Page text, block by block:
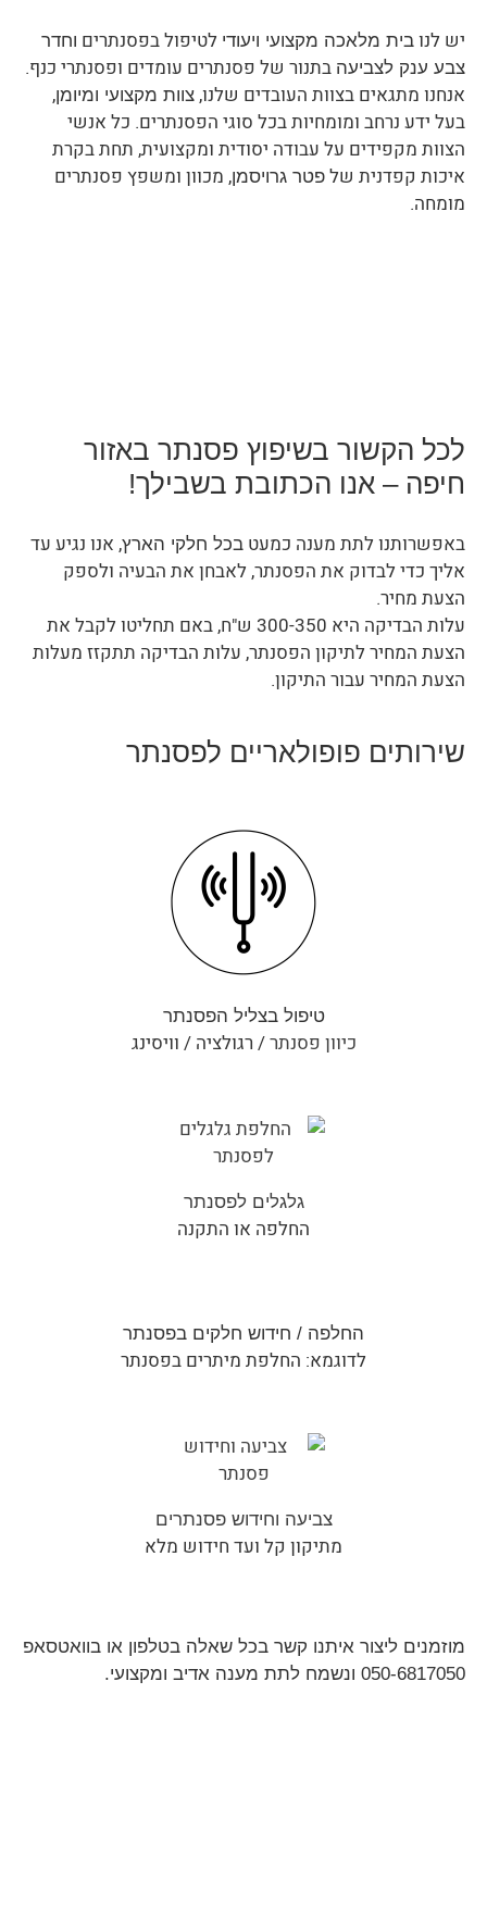
יש לנו בית מלאכה מקצועי ויעודי לטיפול בפסנתרים וחדר
צבע ענק לצביעה בתנור של פסנתרים עומדים ופסנתרי כנף.
אנחנו מתגאים בצוות העובדים שלנו, צוות מקצועי ומיומן,
בעל ידע נרחב ומומחיות בכל סוגי הפסנתרים. כל אנשי
הצוות מקפידים על עבודה יסודית ומקצועית, תחת בקרת
איכות קפדנית של פטר גרויסמן, מכוון ומשפץ פסנתרים
מומחה.
לכל הקשור בשיפוץ פסנתר באזור
חיפה – אנו הכתובת בשבילך!
באפשרותנו לתת מענה כמעט בכל חלקי הארץ, אנו נגיע עד
אליך כדי לבדוק את הפסנתר, לאבחן את הבעיה ולספק
הצעת מחיר.
עלות הבדיקה היא 300-350 ש"ח, באם תחליטו לקבל את
הצעת המחיר לתיקון הפסנתר, עלות הבדיקה תתקזז מעלות
הצעת המחיר עבור התיקון.
שירותים פופולאריים לפסנתר
טיפול בצליל הפסנתר
כיוון פסנתר/ רגולציה / וויסינג
גלגלים לפסנתר
החלפה או התקנה
החלפה / חידוש חלקים בפסנתר
לדוגמא: החלפת מיתרים בפסנתר
צביעה וחידוש פסנתרים
מתיקון קל ועד חידוש מלא
מוזמנים ליצור איתנו קשר בכל שאלה בטלפון או בוואטסאפ
050-6817050 ונשמח לתת מענה אדיב ומקצועי.